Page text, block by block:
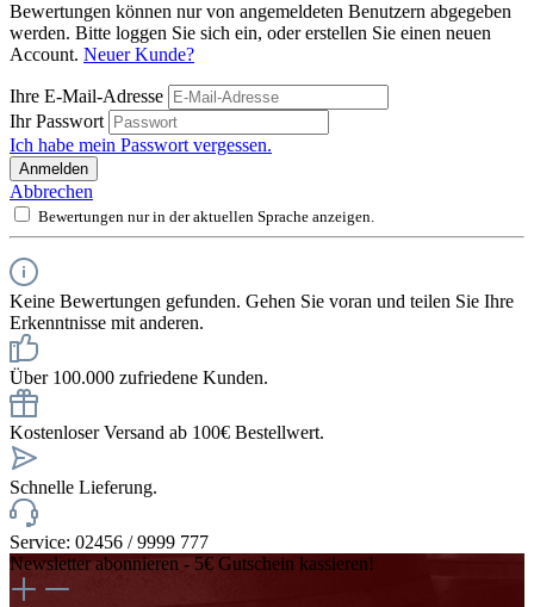
Bewertungen können nur von angemeldeten Benutzern abgegeben
werden. Bitte loggen Sie sich ein, oder erstellen Sie einen neuen
Account. Neuer Kunde?
Ihre E-Mail-Adresse
Ihr Passwort
Ich habe mein Passwort vergessen.
Anmelden
Abbrechen
Bewertungen nur in der aktuellen Sprache anzeigen.
Keine Bewertungen gefunden. Gehen Sie voran und teilen Sie Ihre
Erkenntnisse mit anderen.
Über 100.000 zufriedene Kunden.
Kostenloser Versand ab 100€ Bestellwert.
Schnelle Lieferung.
Service: 02456 / 9999 777
Newsletter abonnieren - 5€ Gutschein kassieren!